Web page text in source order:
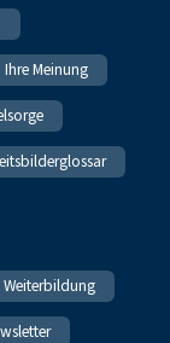
Ihre Meinung